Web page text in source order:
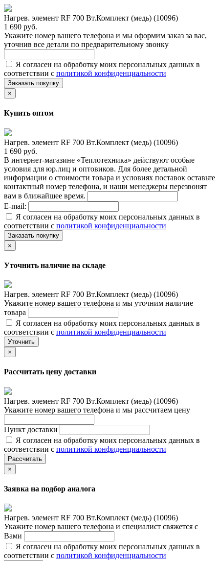
Нагрев. элемент RF 700 Вт.Комплект (медь) (10096)
1 690 руб.
Укажите номер вашего телефона и мы оформим заказ за вас,
уточнив все детали по предварительному звонку
Я согласен на обработку моих персональных данных в
соответствии с политикой конфиденциальности
Заказать покупку
×
Купить оптом
Нагрев. элемент RF 700 Вт.Комплект (медь) (10096)
1 690 руб.
В интернет-магазине «Теплотехника» действуют особые
условия для юр.лиц и оптовиков. Для более детальной
информации о стоимости товара и условиях поставок оставьте
контактный номер телефона, и наши менеджеры перезвонят
вам в ближайшее время.
E-mail:
Я согласен на обработку моих персональных данных в
соответствии с политикой конфиденциальности
Заказать покупку
×
Уточнить наличие на складе
Нагрев. элемент RF 700 Вт.Комплект (медь) (10096)
Укажите номер вашего телефона и мы уточним наличие
товара
Я согласен на обработку моих персональных данных в
соответствии с политикой конфиденциальности
Уточнить
×
Рассчитать цену доставки
Нагрев. элемент RF 700 Вт.Комплект (медь) (10096)
Укажите номер вашего телефона и мы рассчитаем цену
Пункт доставки
Я согласен на обработку моих персональных данных в
соответствии с политикой конфиденциальности
Рассчитать
×
Заявка на подбор аналога
Нагрев. элемент RF 700 Вт.Комплект (медь) (10096)
Укажите номер вашего телефона и специалист свяжется с
Вами
Я согласен на обработку моих персональных данных в
соответствии с политикой конфиденциальности